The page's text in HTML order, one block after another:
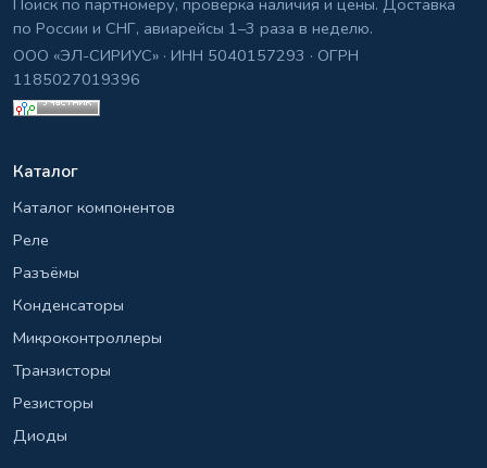
по России и СНГ, авиарейсы 1–3 раза в неделю.
ООО «ЭЛ-СИРИУС» · ИНН 5040157293 · ОГРН
1185027019396
Каталог
Каталог компонентов
Реле
Разъёмы
Конденсаторы
Микроконтроллеры
Транзисторы
Резисторы
Диоды